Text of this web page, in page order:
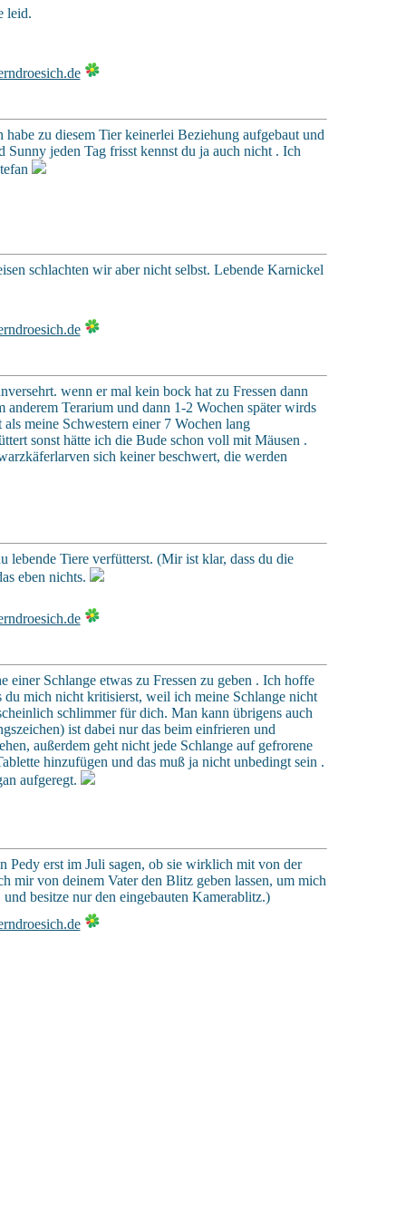
leid.
zu diesem Tier keinerlei Beziehung aufgebaut und
jeden Tag frisst kennst du ja auch nicht . Ich
schlachten wir aber nicht selbst. Lebende Karnickel
wenn er mal kein bock hat zu Fressen dann
Terarium und dann 1-2 Wochen später wirds
meine Schwestern einer 7 Wochen lang
sonst hätte ich die Bude schon voll mit Mäusen .
sich keiner beschwert, die werden
lebende Tiere verfütterst. (Mir ist klar, dass du die
eben nichts.
einer Schlange etwas zu Fressen zu geben . Ich hoffe
mich nicht kritisierst, weil ich meine Schlange nicht
schlimmer für dich. Man kann übrigens auch
ist dabei nur das beim einfrieren und
außerdem geht nicht jede Schlange auf gefrorene
hinzufügen und das muß ja nicht unbedingt sein .
aufgeregt.
Pedy erst im Juli sagen, ob sie wirklich mit von der
mir von deinem Vater den Blitz geben lassen, um mich
besitze nur den eingebauten Kamerablitz.)